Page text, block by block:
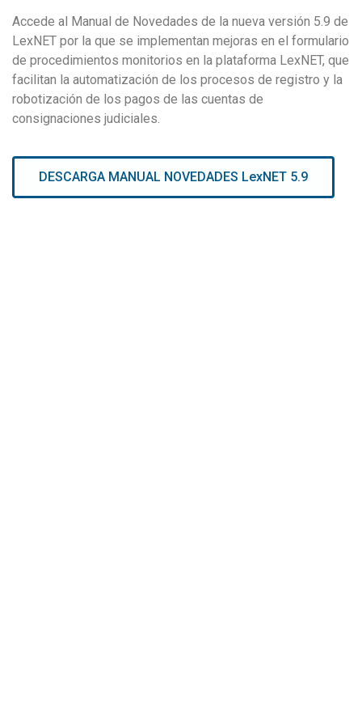
Accede al Manual de Novedades de la nueva versión 5.9 de
LexNET por la que se implementan mejoras en el formulario
de procedimientos monitorios en la plataforma LexNET, que
facilitan la automatización de los procesos de registro y la
robotización de los pagos de las cuentas de
consignaciones judiciales.
DESCARGA MANUAL NOVEDADES LexNET 5.9